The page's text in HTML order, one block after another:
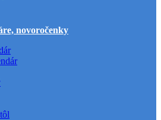
novoročenky